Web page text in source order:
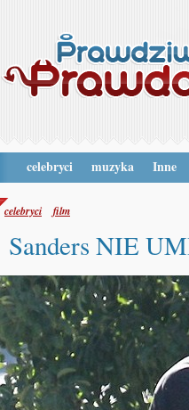
celebryci muzyka Inne
celebryci film
Sanders NIE